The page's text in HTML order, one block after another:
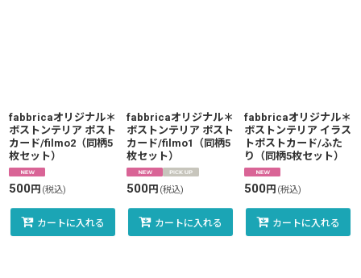
fabbricaオリジナル＊
ボストンテリア ポスト
カード/filmo2（同柄5
枚セット）
500円 (税込)
カートに入れる
fabbricaオリジナル＊
ボストンテリア ポスト
カード/filmo1（同柄5
枚セット）
500円 (税込)
カートに入れる
fabbricaオリジナル＊
ボストンテリア イラス
トポストカード/ふた
り（同柄5枚セット）
500円 (税込)
カートに入れる